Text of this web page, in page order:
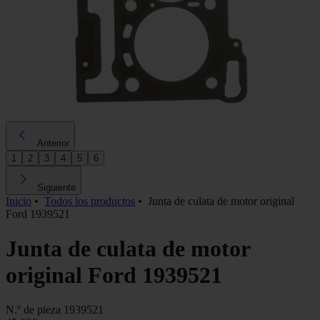
Anterior
1
2 3 4 5 6
Siguiente
Inicio • Todos los productos • Junta de culata de motor original
Ford 1939521
Junta de culata de motor
original Ford 1939521
N.º de pieza 1939521